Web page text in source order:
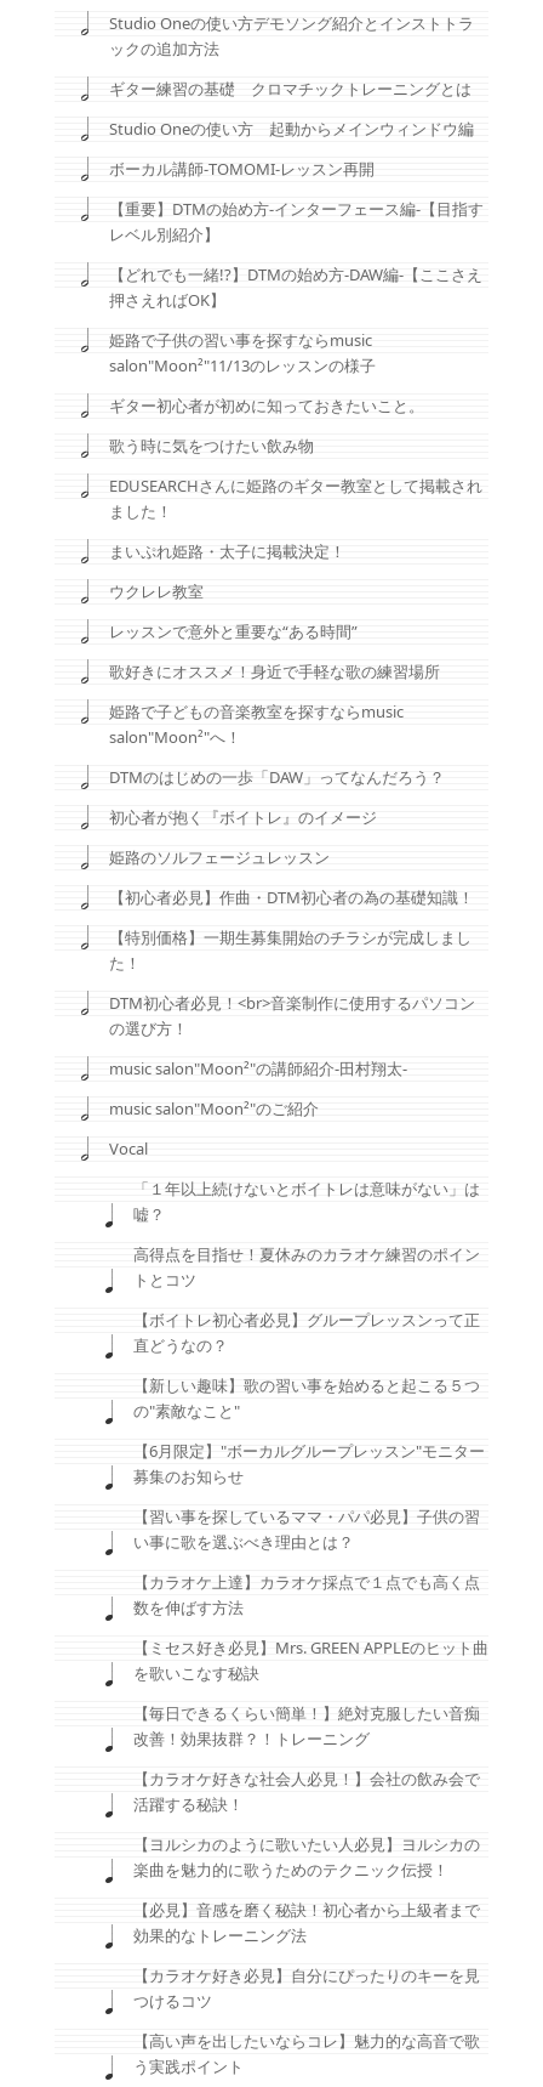
Studio Oneの使い方デモソング紹介とインストトラ
ックの追加方法
ギター練習の基礎 クロマチックトレーニングとは
Studio Oneの使い方 起動からメインウィンドウ編
ボーカル講師-TOMOMI-レッスン再開
【重要】DTMの始め方-インターフェース編-【目指す
レベル別紹介】
【どれでも一緒!?】DTMの始め方-DAW編-【ここさえ
押さえればOK】
姫路で子供の習い事を探すならmusic
salon"Moon²"11/13のレッスンの様子
ギター初心者が初めに知っておきたいこと。
歌う時に気をつけたい飲み物
EDUSEARCHさんに姫路のギター教室として掲載され
ました！
まいぷれ姫路・太子に掲載決定！
ウクレレ教室
レッスンで意外と重要な“ある時間”
歌好きにオススメ！身近で手軽な歌の練習場所
姫路で子どもの音楽教室を探すならmusic
salon"Moon²"へ！
DTMのはじめの一歩「DAW」ってなんだろう？
初心者が抱く『ボイトレ』のイメージ
姫路のソルフェージュレッスン
【初心者必見】作曲・DTM初心者の為の基礎知識！
【特別価格】一期生募集開始のチラシが完成しまし
た！
DTM初心者必見！<br>音楽制作に使用するパソコン
の選び方！
music salon"Moon²"の講師紹介-田村翔太-
music salon"Moon²"のご紹介
Vocal
「１年以上続けないとボイトレは意味がない」は
嘘？
高得点を目指せ！夏休みのカラオケ練習のポイン
トとコツ
【ボイトレ初心者必見】グループレッスンって正
直どうなの？
【新しい趣味】歌の習い事を始めると起こる５つ
の"素敵なこと"
【6月限定】"ボーカルグループレッスン"モニター
募集のお知らせ
【習い事を探しているママ・パパ必見】子供の習
い事に歌を選ぶべき理由とは？
【カラオケ上達】カラオケ採点で１点でも高く点
数を伸ばす方法
【ミセス好き必見】Mrs. GREEN APPLEのヒット曲
を歌いこなす秘訣
【毎日できるくらい簡単！】絶対克服したい音痴
改善！効果抜群？！トレーニング
【カラオケ好きな社会人必見！】会社の飲み会で
活躍する秘訣！
【ヨルシカのように歌いたい人必見】ヨルシカの
楽曲を魅力的に歌うためのテクニック伝授！
【必見】音感を磨く秘訣！初心者から上級者まで
効果的なトレーニング法
【カラオケ好き必見】自分にぴったりのキーを見
つけるコツ
【高い声を出したいならコレ】魅力的な高音で歌
う実践ポイント